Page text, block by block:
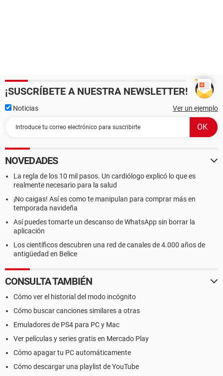
¡SUSCRÍBETE A NUESTRA NEWSLETTER!
Noticias Ver un ejemplo
NOVEDADES
La regla de los 10 mil pasos. Un cardiólogo explicó lo que es
realmente necesario para la salud
¡No caigas! Así es como te manipulan para comprar más en
temporada navideña
Así puedes tomarte un descanso de WhatsApp sin borrar la
aplicación
Los científicos descubren una red de canales de 4.000 años de
antigüedad en Belice
CONSULTA TAMBIÉN
Cómo ver el historial del modo incógnito
Cómo buscar canciones similares a otras
Emuladores de PS4 para PC y Mac
Ver películas y series gratis en Mercado Play
Cómo apagar tu PC automáticamente
Cómo descargar una playlist de YouTube